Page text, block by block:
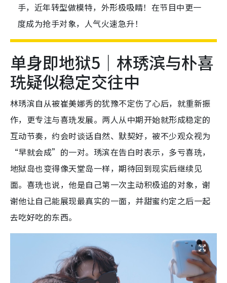
手，近年转型做模特，外形极吸睛！在节目中更一
度成为抢手对象，人气火速急升！
单身即地狱5｜林琇滨与朴喜
珗疑似稳定交往中
林琇滨自从被崔美娜秀的犹豫不定伤了心后，就重新振
作，更专注与喜珗发展。两人从中期开始就形成稳定的
互动节奏，约会时谈话自然、默契好，被不少观众视为
“早就会成”的一对。琇滨在告白时表示，多亏喜珗，
地狱岛也变得像天堂岛一样，期待回到现实后继续见
面。喜珗也说，他是自己第一次主动积极追的对象，谢
谢他让自己能展现最真实的一面，并甜蜜约定之后一起
去吃好吃的东西。